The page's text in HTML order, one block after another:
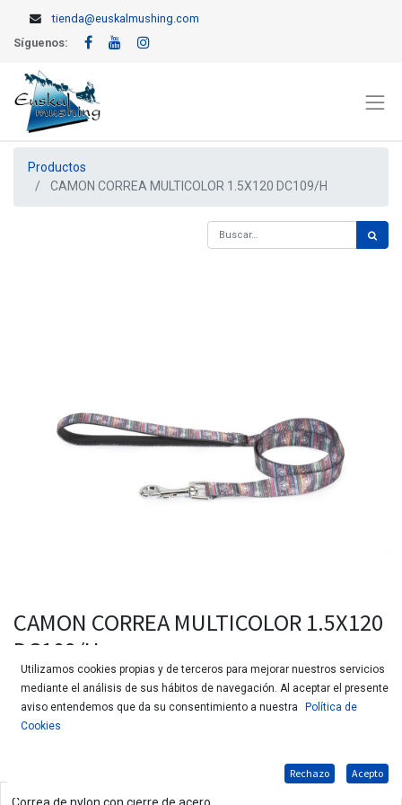
tienda@euskalmushing.com
Síguenos:
Productos
CAMON CORREA MULTICOLOR 1.5X120 DC109/H
CAMON CORREA MULTICOLOR 1.5X120
DC109/H
Utilizamos cookies propias y de terceros para mejorar nuestros servicios
mediante el análisis de sus hábitos de navegación. Al aceptar el presente
aviso entendemos que da su consentimiento a nuestra
Política de
Cookies
Rechazo Acepto